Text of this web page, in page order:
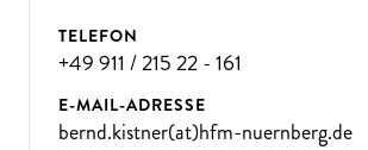
TELEFON
+49 911 / 215 22 - 161
E-MAIL-ADRESSE
bernd.kistner(at)hfm-nuernberg.de